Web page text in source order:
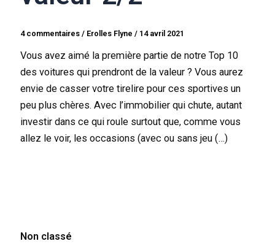
4 commentaires / Erolles Flyne/ 14 avril 2021
Vous avez aimé la première partie de notre Top 10
des voitures qui prendront de la valeur ? Vous aurez
envie de casser votre tirelire pour ces sportives un
peu plus chères. Avec l’immobilier qui chute, autant
investir dans ce qui roule surtout que, comme vous
allez le voir, les occasions (avec ou sans jeu (…)
Non classé